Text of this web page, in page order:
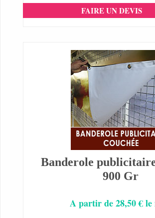
FAIRE UN DEVIS
Banderole
900 Gr
A partir de 28,50 € le